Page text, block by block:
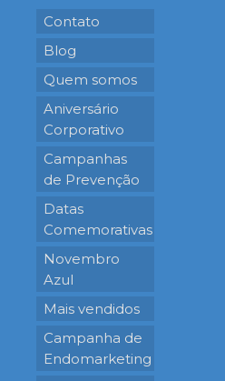
Contato
Blog
Quem somos
Aniversário
Corporativo
Campanhas
de Prevenção
Datas
Comemorativas
Novembro
Azul
Mais vendidos
Campanha de
Endomarketing